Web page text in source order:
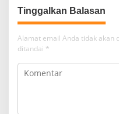
Tinggalkan Balasan
Alamat email Anda tidak akan
ditandai *